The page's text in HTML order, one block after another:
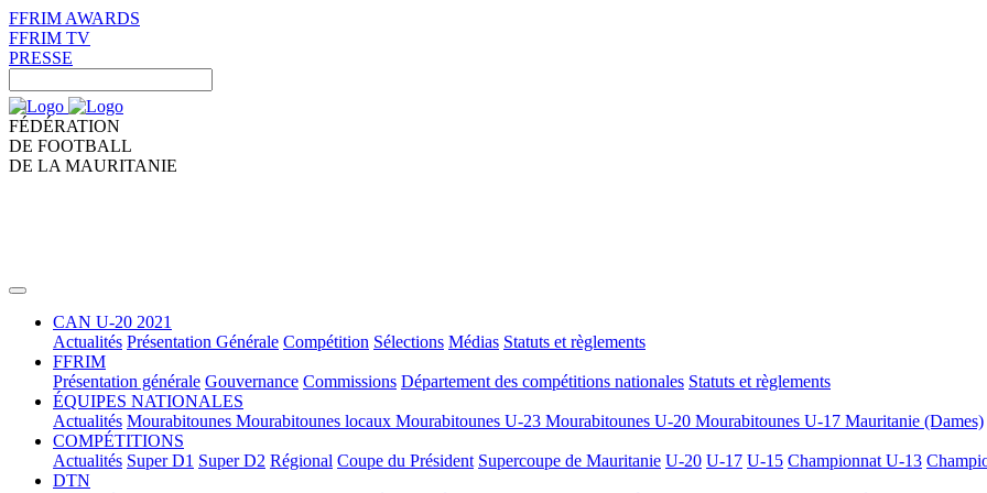
FFRIM AWARDS
FFRIM TV
PRESSE
FÉDÉRATION
DE FOOTBALL
DE LA MAURITANIE
CAN U-20 2021
Actualités Présentation Générale Compétition Sélections Médias Statuts et règlements
FFRIM
Présentation générale Gouvernance Commissions Département des compétitions nationales Statuts et règlements
ÉQUIPES NATIONALES
Actualités Mourabitounes Mourabitounes locaux Mourabitounes U-23 Mourabitounes U-20 Mourabitounes U-17 Mauritanie (Dames)
COMPÉTITIONS
Actualités Super D1 Super D2 Régional Coupe du Président Supercoupe de Mauritanie U-20 U-17 U-15 Championnat U-13
DTN